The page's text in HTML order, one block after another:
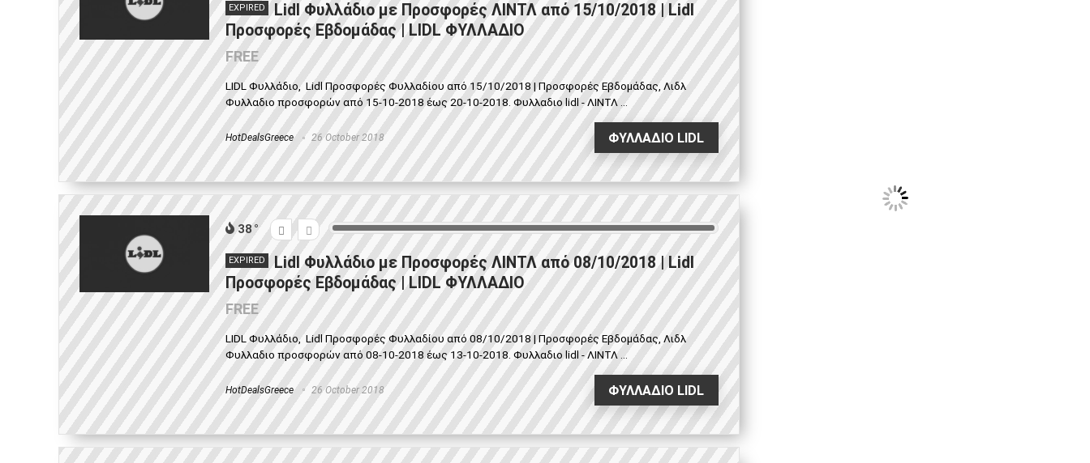
EXPIRED
Lidl Φυλλάδιο με Προσφορές ΛΙΝΤΛ από 15/10/2018 | Lidl
Προσφορές Εβδομάδας | LIDL ΦΥΛΛΑΔΙΟ
FREE
LIDL Φυλλάδιο, Lidl Προσφορές Φυλλαδίου από 15/10/2018 | Προσφορές Εβδομάδας, Λιδλ
Φυλλαδιο προσφορών από 15-10-2018 έως 20-10-2018. Φυλλαδιο lidl - ΛΙΝΤΛ ...
HotDealsGreece 26 October 2018 ΦΥΛΛΑΔΙΟ LIDL
38
EXPIRED
Lidl Φυλλάδιο με Προσφορές ΛΙΝΤΛ από 08/10/2018 | Lidl
Προσφορές Εβδομάδας | LIDL ΦΥΛΛΑΔΙΟ
FREE
LIDL Φυλλάδιο, Lidl Προσφορές Φυλλαδίου από 08/10/2018 | Προσφορές Εβδομάδας, Λιδλ
Φυλλαδιο προσφορών από 08-10-2018 έως 13-10-2018. Φυλλαδιο lidl - ΛΙΝΤΛ ...
HotDealsGreece 26 October 2018 ΦΥΛΛΑΔΙΟ LIDL